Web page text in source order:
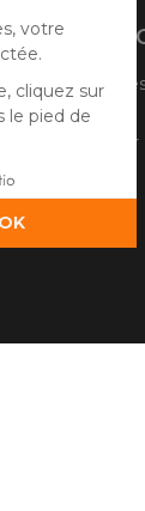
A
Qui
Côté Atelier